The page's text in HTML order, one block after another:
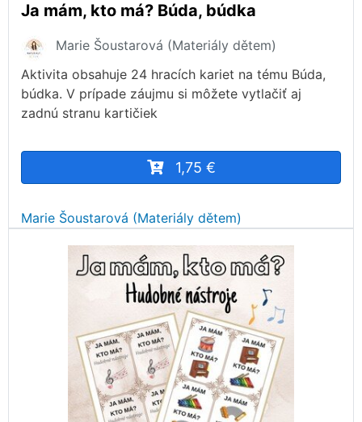
Ja mám, kto má? Búda, búdka
Marie Šoustarová (Materiály dětem)
Aktivita obsahuje 24 hracích kariet na tému Búda,
búdka. V prípade záujmu si môžete vytlačiť aj
zadnú stranu kartičiek
1,75 €
Marie Šoustarová (Materiály dětem)